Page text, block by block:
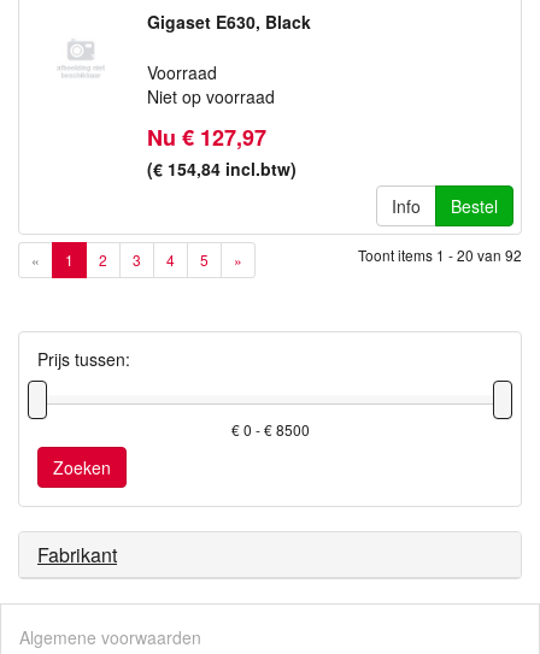
Gigaset E630, Black
Voorraad
Niet op voorraad
Nu € 127,97
(€ 154,84 incl.btw)
Info
Bestel
Toont items 1 - 20 van 92
« 1 2 3 4 5 »
Prijs tussen:
€ 0 - € 8500
Zoeken
Fabrikant
Algemene voorwaarden